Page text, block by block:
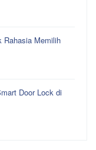
Rahasia Memilih
Door Lock di